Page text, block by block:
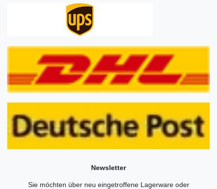
Newsletter
Sie möchten über neu eingetroffene Lagerware oder